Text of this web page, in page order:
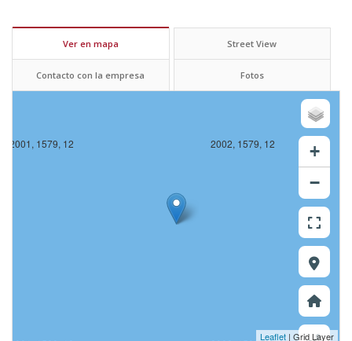
Ver en mapa Street View
Contacto con la empresa Fotos
2001, 1579, 12 2002, 1579, 12
+
−
Leaflet | Grid Layer